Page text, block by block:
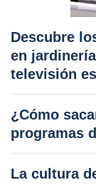
Descubre
en
televisión
¿Cómo
programas
La cultura